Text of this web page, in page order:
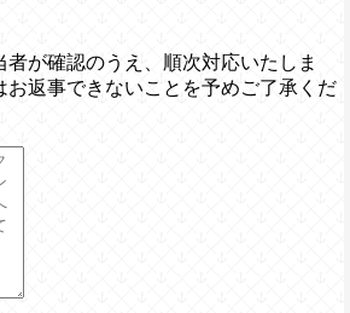
が確認のうえ、順次対応いたしま
お返事できないことを予めご了承くだ